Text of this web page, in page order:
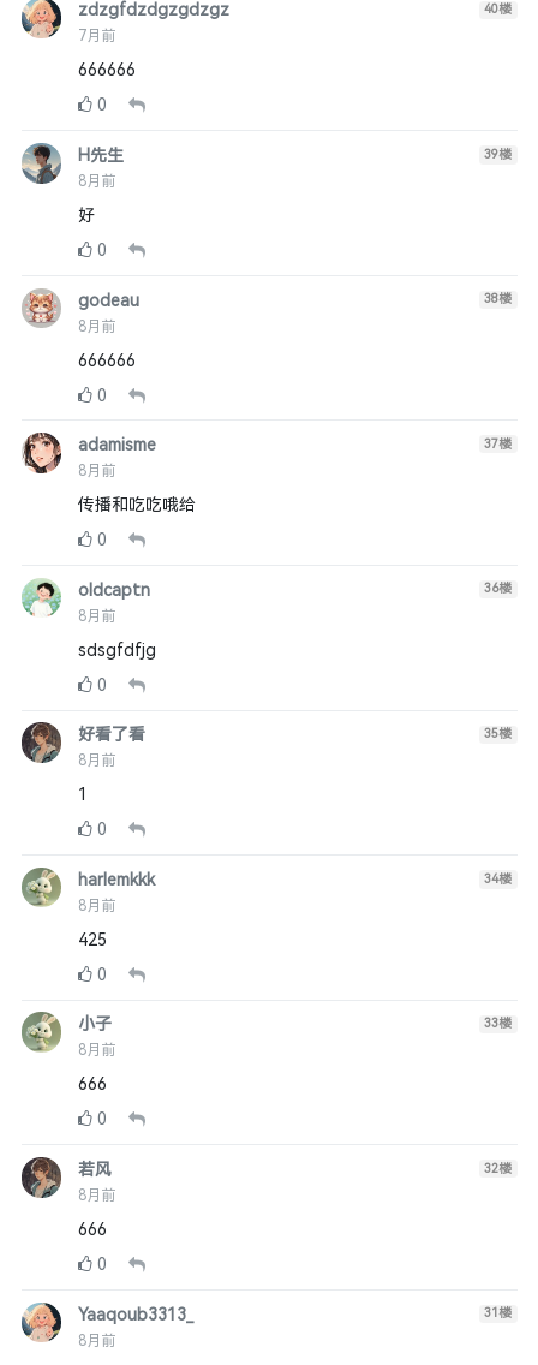
zdzgfdzdgzgdzgz
7月前
40楼
666666
0
H先生
8月前
39楼
好
0
godeau
8月前
38楼
666666
0
adamisme
8月前
37楼
传播和吃吃哦给
0
oldcaptn
8月前
36楼
sdsgfdfjg
0
好看了看
8月前
35楼
1
0
harlemkkk
8月前
34楼
425
0
小子
8月前
33楼
666
0
若风
8月前
32楼
666
0
Yaaqoub3313_
8月前
31楼